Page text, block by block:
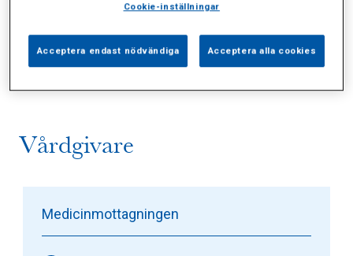
Sidor (0) Press (0) Sophianytt (0)
Vårdgivare
Medicinmottagningen
Cookie-inställningar
Acceptera endast nödvändiga Acceptera alla cookies